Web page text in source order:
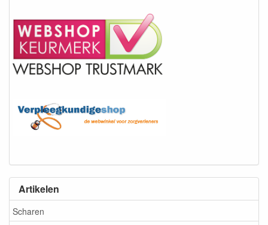
Artikelen
Scharen